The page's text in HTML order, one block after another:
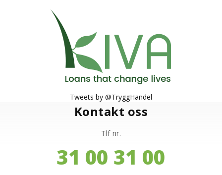
Tweets by @TryggHandel
Kontakt oss
Tlf nr.
31 00 31 00